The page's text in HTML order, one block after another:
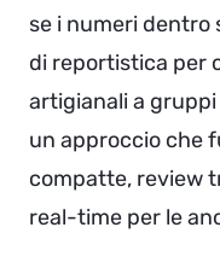
se i numeri dentro
di reportistica per
artigianali a
un approccio che
compatte, review
real-time per le